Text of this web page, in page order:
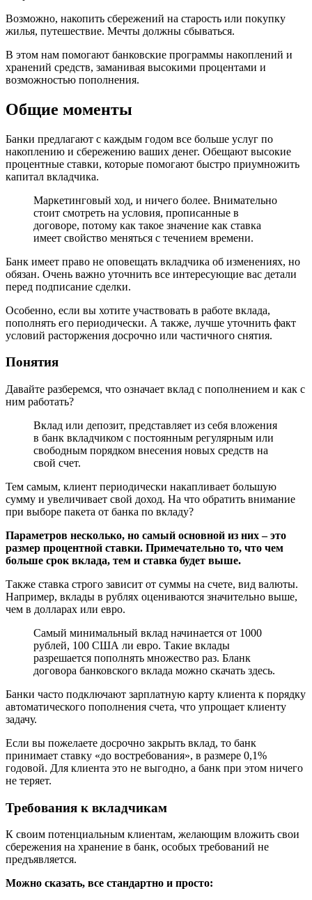
Возможно, накопить сбережений на старость или покупку
жилья, путешествие. Мечты должны сбываться.
В этом нам помогают банковские программы накоплений и
хранений средств, заманивая высокими процентами и
возможностью пополнения.
Общие моменты
Банки предлагают с каждым годом все больше услуг по
накоплению и сбережению ваших денег. Обещают высокие
процентные ставки, которые помогают быстро приумножить
капитал вкладчика.
Маркетинговый ход, и ничего более. Внимательно
стоит смотреть на условия, прописанные в
договоре, потому как такое значение как ставка
имеет свойство меняться с течением времени.
Банк имеет право не оповещать вкладчика об изменениях, но
обязан. Очень важно уточнить все интересующие вас детали
перед подписание сделки.
Особенно, если вы хотите участвовать в работе вклада,
пополнять его периодически. А также, лучше уточнить факт
условий расторжения досрочно или частичного снятия.
Понятия
Давайте разберемся, что означает вклад с пополнением и как с
ним работать?
Вклад или депозит, представляет из себя вложения
в банк вкладчиком с постоянным регулярным или
свободным порядком внесения новых средств на
свой счет.
Тем самым, клиент периодически накапливает большую
сумму и увеличивает свой доход. На что обратить внимание
при выборе пакета от банка по вкладу?
Параметров несколько, но самый основной из них – это
размер процентной ставки. Примечательно то, что чем
больше срок вклада, тем и ставка будет выше.
Также ставка строго зависит от суммы на счете, вид валюты.
Например, вклады в рублях оцениваются значительно выше,
чем в долларах или евро.
Самый минимальный вклад начинается от 1000
рублей, 100 США ли евро. Такие вклады
разрешается пополнять множество раз. Бланк
договора банковского вклада можно скачать здесь.
Банки часто подключают зарплатную карту клиента к порядку
автоматического пополнения счета, что упрощает клиенту
задачу.
Если вы пожелаете досрочно закрыть вклад, то банк
принимает ставку «до востребования», в размере 0,1%
годовой. Для клиента это не выгодно, а банк при этом ничего
не теряет.
Требования к вкладчикам
К своим потенциальным клиентам, желающим вложить свои
сбережения на хранение в банк, особых требований не
предъявляется.
Можно сказать, все стандартно и просто: